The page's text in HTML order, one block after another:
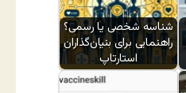
شناسه شخصی یا رسمی؟
راهنمایی برای بنیان‌گذاران
استارتاپ